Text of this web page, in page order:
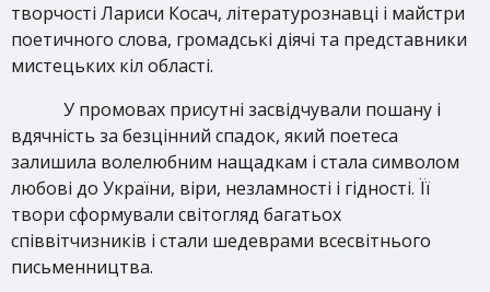
творчості Лариси Косач, літературознавці і майстри
поетичного слова, громадські діячі та представники
мистецьких кіл області.
У промовах присутні засвідчували пошану і
вдячність за безцінний спадок, який поетеса
залишила волелюбним нащадкам і стала символом
любові до України, віри, незламності і гідності. Її
твори сформували світогляд багатьох
співвітчизників і стали шедеврами всесвітнього
письменництва.